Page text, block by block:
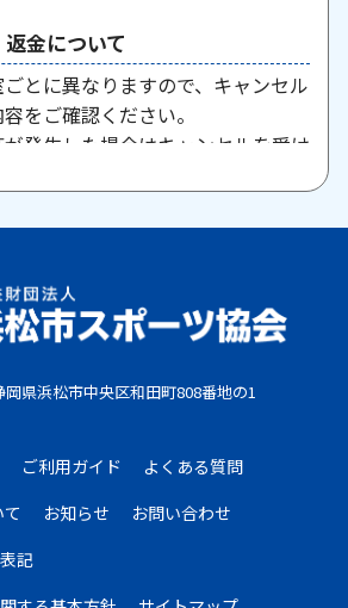
金について
とに異なりますので、キャンセル
をご確認ください。
発生した場合はキャンセルを受け
入された参加料・受講料は返金い
ん。教室期間中にケガ・病気等によ
制限が出された場合は、担当者まで
申し込み後、7日以内にお申し込
ビニエンスストア店頭にてお支払
岡県浜松市中央区和田町808番地の1
ご利用ガイド
よくある質問
お知らせ
お問い合わせ
記